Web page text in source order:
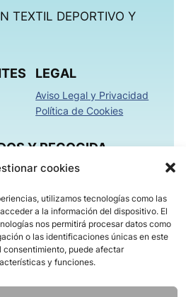
cookies
utilizamos tecnologías como las
a la información del dispositivo. El
nos permitirá procesar datos como
o las identificaciones únicas en este
consentimiento, puede afectar
y funciones.
TEXTIL DEPORTIVO Y
LEGAL
Aviso Legal y Privacidad
Política de Cookies
Y RECOGIDA
– 18:30h
– 14:00h